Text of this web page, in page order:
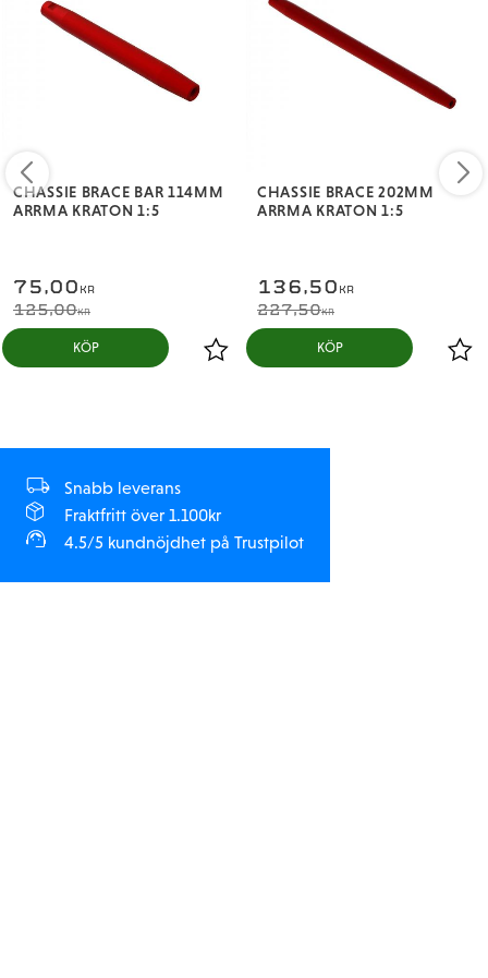
CHASSIE BRACE BAR 114MM
ARRMA KRATON 1:5
75,00 KR
125,00KR
KÖP
CHASSIE BRACE 202MM
ARRMA KRATON 1:5
136,50 KR
227,50KR
KÖP
Snabb leverans
Fraktfritt över 1.100kr
4.5/5 kundnöjdhet på Trustpilot